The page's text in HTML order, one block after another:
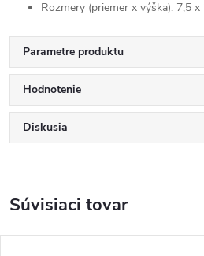
Rozmery (priemer x výška): 7,5 x
Parametre produktu
Hodnotenie
Diskusia
Súvisiaci tovar